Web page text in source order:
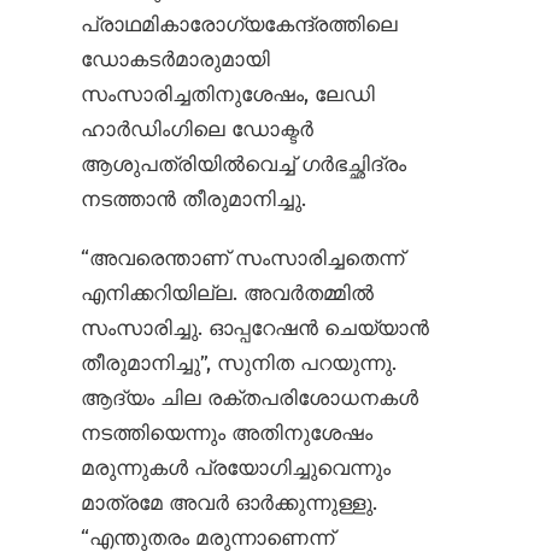
പ്രാഥമികാരോഗ്യകേന്ദ്രത്തിലെ
ഡോകടർമാരുമായി
സംസാരിച്ചതിനുശേഷം, ലേഡി
ഹാർഡിംഗിലെ ഡോക്ടർ
ആശുപത്രിയിൽ‌വെച്ച് ഗർഭച്ഛിദ്രം
നടത്താൻ തീരുമാനിച്ചു.
“അവരെന്താണ് സംസാരിച്ചതെന്ന്
എനിക്കറിയില്ല. അവർതമ്മിൽ
സംസാരിച്ചു. ഓപ്പറേഷൻ ചെയ്യാൻ
തീരുമാനിച്ചു”, സുനിത പറയുന്നു.
ആദ്യം ചില രക്തപരിശോധനകൾ
നടത്തിയെന്നും അതിനുശേഷം
മരുന്നുകൾ പ്രയോഗിച്ചുവെന്നും
മാത്രമേ അവർ ഓർക്കുന്നുള്ളു.
“എന്തുതരം മരുന്നാണെന്ന്